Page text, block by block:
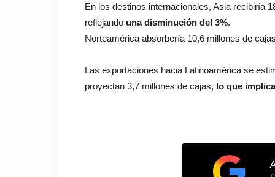
En los destinos internacionales, Asia recibiría
reflejando una disminución del 3%.
Norteamérica absorbería 10,6 millones de
Las exportaciones hacia Latinoamérica se
proyectan 3,7 millones de cajas, lo que